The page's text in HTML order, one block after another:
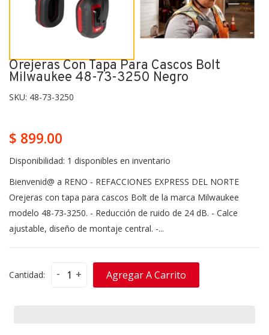
Orejeras Con Tapa Para Cascos Bolt
Milwaukee 48-73-3250 Negro
SKU: 48-73-3250
$ 899.00
Disponibilidad: 1 disponibles en inventario
Bienvenid@ a RENO - REFACCIONES EXPRESS DEL NORTE
Orejeras con tapa para cascos Bolt de la marca Milwaukee
modelo 48-73-3250. - Reducción de ruido de 24 dB. - Calce
ajustable, diseño de montaje central. -...
Cantidad: - + Agregar A Carrito